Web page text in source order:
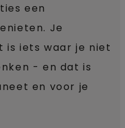
een
Je
is iets waar je niet
- en dat is
en voor je